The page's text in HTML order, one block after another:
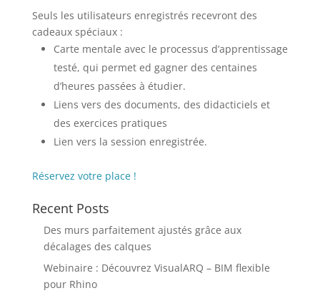
Seuls les utilisateurs enregistrés recevront des
cadeaux spéciaux :
Carte mentale avec le processus d’apprentissage
testé, qui permet ed gagner des centaines
d’heures passées à étudier.
Liens vers des documents, des didacticiels et
des exercices pratiques
Lien vers la session enregistrée.
Réservez votre place !
Recent Posts
Des murs parfaitement ajustés grâce aux
décalages des calques
Webinaire : Découvrez VisualARQ – BIM flexible
pour Rhino